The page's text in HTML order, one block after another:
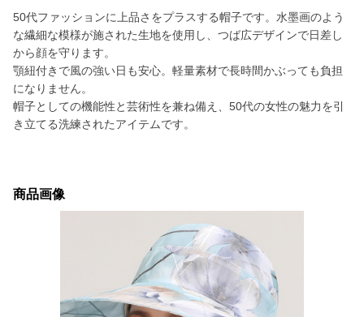
50代ファッションに上品さをプラスする帽子です。水墨画のよう
な繊細な模様が施された生地を使用し、つば広デザインで日差し
から顔を守ります。
顎紐付きで風の強い日も安心。軽量素材で長時間かぶっても負担
になりません。
帽子としての機能性と芸術性を兼ね備え、50代の女性の魅力を引
き立てる洗練されたアイテムです。
商品画像